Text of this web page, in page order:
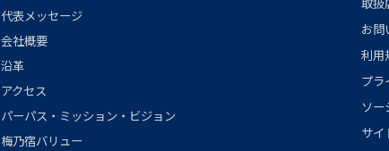
代表メッセージ
会社概要
沿革
アクセス
パーパス・ミッション・ビジョン
梅乃宿バリュー
お問
利用
プラ
ソ
サイ